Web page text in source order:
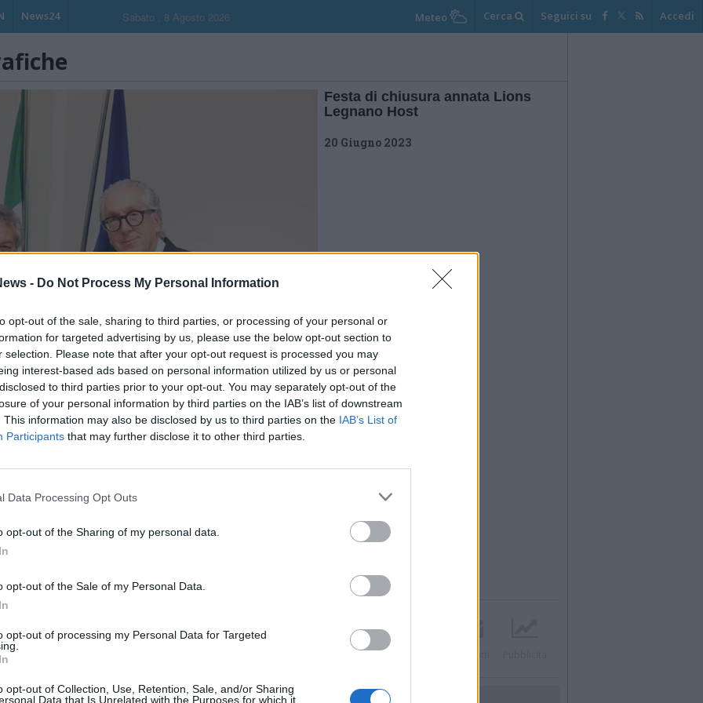
- Do Not Process My Personal Information
opt-out of the sale, sharing to third parties, or processing of your personal or
for targeted advertising by us, please use the below opt-out section to
selection. Please note that after your opt-out request is processed you may
interest-based ads based on personal information utilized by us or personal
to third parties prior to your opt-out. You may separately opt-out of the
of your personal information by third parties on the IAB’s list of downstream
This information may also be disclosed by us to third parties on the IAB’s List of
Participants that may further disclose it to other third parties.
Data Processing Opt Outs
opt-out of the Sharing of my personal data.
opt-out of the Sale of my Personal Data.
opt-out of processing my Personal Data for Targeted
opt-out of Collection, Use, Retention, Sale, and/or Sharing
Data that Is Unrelated with the Purposes for which it
News24 Sabato , 8 Agosto 2026 Meteo Cerca Seguici su Accedi
testimone tra il presidente Ambrogio Bollini e Mario
Festa di chiusura annata Lions
Legnano Host
20 Giugno 2023
Twitter
MULTIMEDIA COMUNITÀ